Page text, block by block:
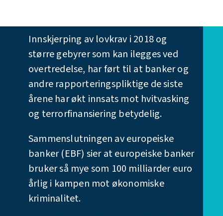
Innskjerping av lovkrav i 2018 og
større gebyrer som kan ilegges ved
overtredelse, har ført til at banker og
andre rapporteringspliktige de siste
årene har økt innsats mot hvitvasking
og terrorfinansiering betydelig.
Sammenslutningen av europeiske
banker (EBF) sier at europeiske banker
bruker så mye som 100 milliarder euro
årlig i kampen mot økonomiske
kriminalitet.